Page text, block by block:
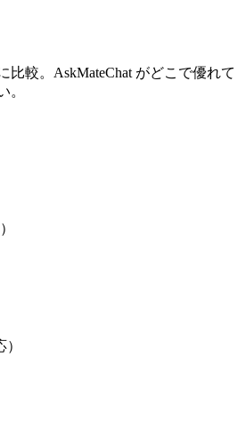
比較。AskMateChat がどこで優れて
。